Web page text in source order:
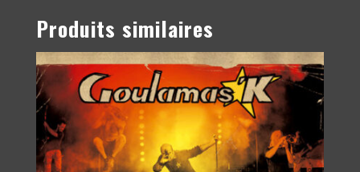
Produits similaires